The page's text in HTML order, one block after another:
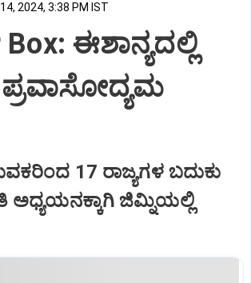
2024, 3:38 PM IST
ಈಶಾನ್ಯದಲ್ಲಿ
17 ರಾಜ್ಯಗಳ ಬದುಕು
ಅಧ್ಯಯನಕ್ಕಾಗಿ ಜಿಮ್ನಿಯಲ್ಲಿ